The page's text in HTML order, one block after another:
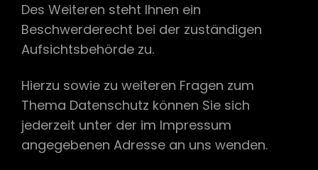
Des Weiteren steht Ihnen ein
Beschwerderecht bei der zuständigen
Aufsichtsbehörde zu.
Hierzu sowie zu weiteren Fragen zum
Thema Datenschutz können Sie sich
jederzeit unter der im Impressum
angegebenen Adresse an uns wenden.